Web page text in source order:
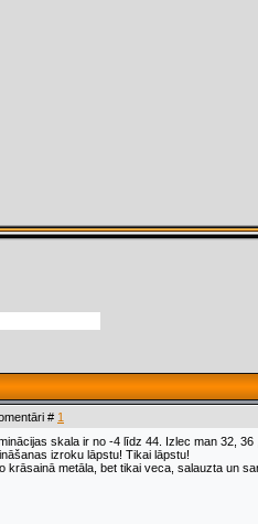
# 1
skala ir no -4 līdz 44. Izlec man 32,
izroku lāpstu! Tikai lāpstu!
krāsainā metāla, bet tikai veca, salauzta un